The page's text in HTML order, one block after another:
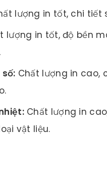
lượng in tốt, chi tiết
lượng in tốt, độ bền
Chất lượng in cao,
Chất lượng in
vật liệu.